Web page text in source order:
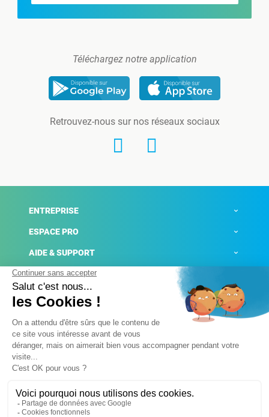
Téléchargez notre application
Retrouvez-nous sur nos réseaux sociaux
ENTREPRISE
ESPACE PRO
AIDE & SUPPORT
ACTUALITÉS
Mentions légales
Conditions générales de ventes